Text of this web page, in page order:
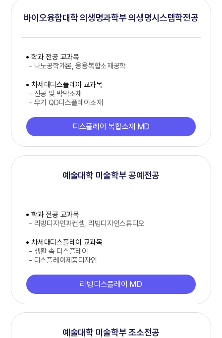
바이오융합대학 의생명과학부 의생명시스템학전공
학과 전공 교과목
- 나노공학개론, 응용복합소재공학
차세대디스플레이 교과목
- 진공 및 박막소재
- 무기 QD디스플레이소재
디스플레이 복합소재 MD
예술대학 미술학부 공예전공
학과 전공 교과목
- 리빙디자인과컨셉, 리빙디자인스튜디오
차세대디스플레이 교과목
- 생활 속 디스플레이
- 디스플레이제품디자인
리빙디스플레이 MD
예술대학 미술학부 조소전공